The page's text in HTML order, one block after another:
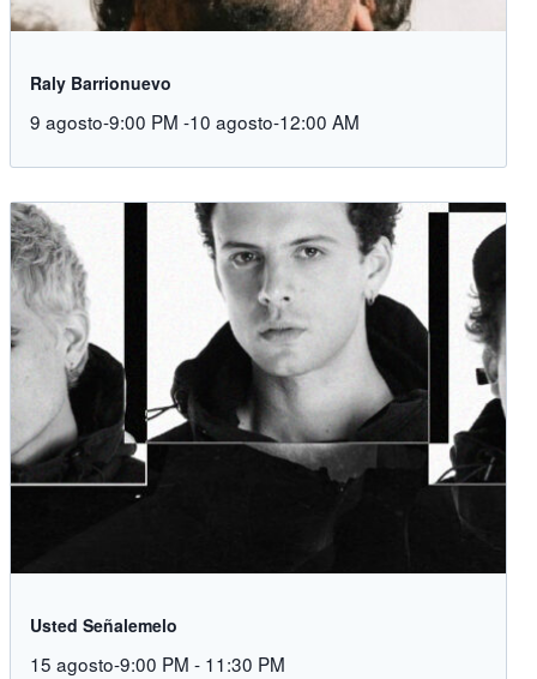
Raly Barrionuevo
9 agosto-9:00 PM -10 agosto-12:00 AM
Usted Señalemelo
15 agosto-9:00 PM - 11:30 PM